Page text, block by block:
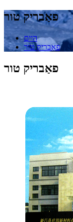
פאַבריק טור
היים
פאַבריק טור
פאַבריק טור